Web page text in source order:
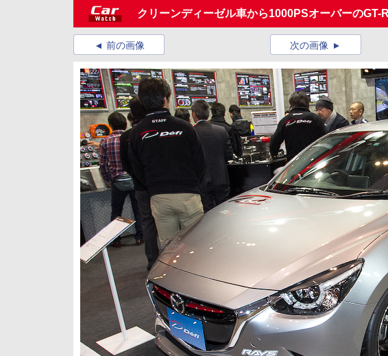
クリーンディーゼル車から1000PSオーバーの
前の画像 次の画像